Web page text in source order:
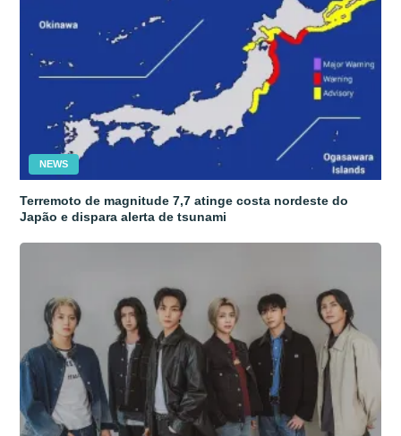
NEWS
Terremoto de magnitude 7,7 atinge costa nordeste do
Japão e dispara alerta de tsunami